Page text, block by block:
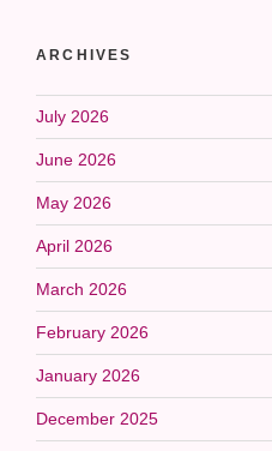
ARCHIVES
July 2026
June 2026
May 2026
April 2026
March 2026
February 2026
January 2026
December 2025